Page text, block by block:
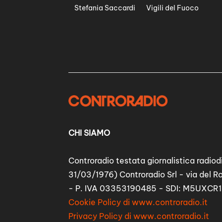
Stefania Saccardi Vigili del Fuoco
CHI SIAMO
Controradio testata giornalistica
31/03/1976) Controradio Srl - via del
- P. IVA 03353190485 - SDI: M5UXCR1
Cookie Policy di www.controradio.it
Privacy Policy di www.controradio.it